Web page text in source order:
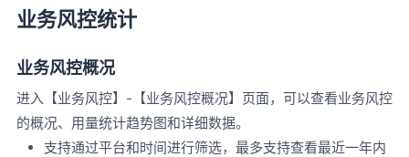
业务风控统计
业务风控概况
进入【业务风控】-【业务风控概况】页面，可以查看业务风控
的概况、用量统计趋势图和详细数据。
支持通过平台和时间进行筛选，最多支持查看最近一年内